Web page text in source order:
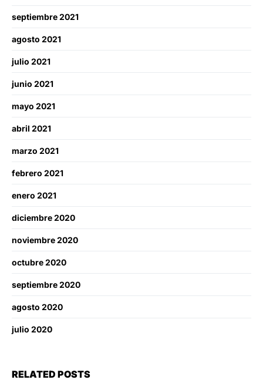
septiembre 2021
agosto 2021
julio 2021
junio 2021
mayo 2021
abril 2021
marzo 2021
febrero 2021
enero 2021
diciembre 2020
noviembre 2020
octubre 2020
septiembre 2020
agosto 2020
julio 2020
RELATED POSTS